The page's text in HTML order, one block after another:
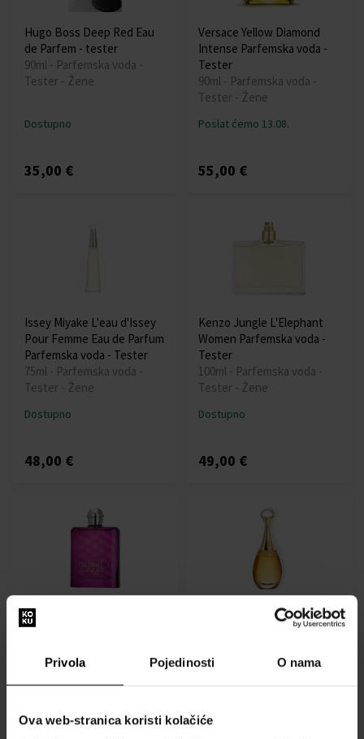
Privola Pojedinosti O nama
Ova web-stranica koristi kolačiće
Hugo Boss Deep Red Eau
de Parfem - tester
90ml - Parfemska voda -
Tester - Žene
Dostupno
35,00 €
Versace Yellow Diamond
Intense Parfemska voda -
Tester
90ml - Parfemska voda -
Tester - Žene
Poslat ćemo 13.08.
55,00 €
Issey Miyake L'eau d'Issey
Pour Femme Eau de Parfum
Parfemska voda - Tester
75ml - Parfemska voda -
Tester - Žene
Dostupno
48,00 €
Kenzo Jungle L'Elephant
Women Parfemska voda -
Tester
100ml - Parfemska voda -
Tester - Žene
Dostupno
49,00 €
Trussardi Sound Of Donna
Parfemska voda - Tester
Tester - Žene
Dostupno
Dior J'adore Infinissime
Parfemska voda - Tester
Tester - Žene
Dostupno